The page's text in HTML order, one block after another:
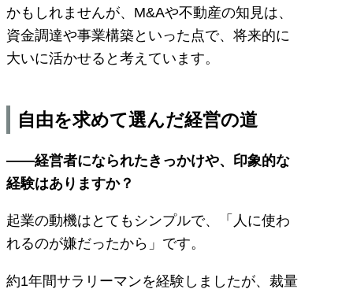
かもしれませんが、M&Aや不動産の知見は、
資金調達や事業構築といった点で、将来的に
大いに活かせると考えています。
自由を求めて選んだ経営の道
――経営者になられたきっかけや、印象的な
経験はありますか？
起業の動機はとてもシンプルで、「人に使わ
れるのが嫌だったから」です。
約1年間サラリーマンを経験しましたが、裁量